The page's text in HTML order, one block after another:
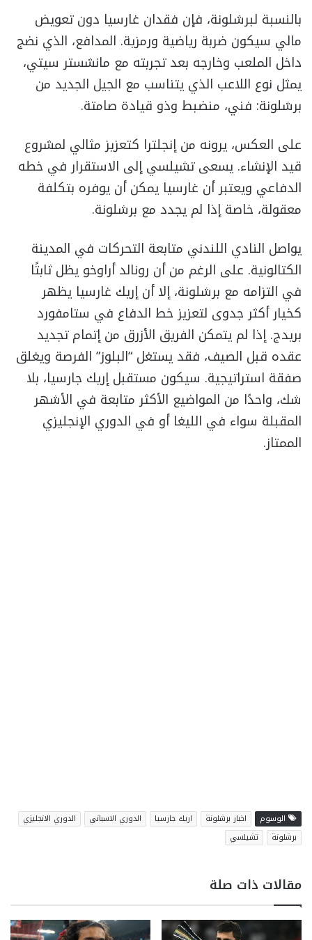
بالنسبة لبرشلونة، فإن فقدان غارسيا دون تعويض
مالي سيكون ضربة رياضية ورمزية. المدافع، الذي نضج
داخل الملعب وخارجه بعد تجربته مع مانشستر سيتي،
يمثل نوع اللاعب الذي يتناسب مع الجيل الجديد من
برشلونة: فني، منضبط وذو قيادة صامتة.
على العكس، يرونه من إنجلترا كتعزيز مثالي لمشروع
قيد الإنشاء. يسعى تشيلسي إلى الاستقرار في خطه
الدفاعي ويعتبر أن غارسيا يمكن أن يوفره بتكلفة
معقولة، خاصة إذا لم يجدد مع برشلونة.
يواصل النادي اللندني متابعة التحركات في المدينة
الكتالونية. على الرغم من أن رونالد أراوخو يظل ثابتًا
في التزامه مع برشلونة، إلا أن إريك غارسيا يظهر
كخيار أكثر جدوى لتعزيز خط الدفاع في ستامفورد
بريدج. إذا لم يتمكن الفريق الأزرق من إتمام تجديد
عقده قبل الصيف، فقد يستغل “البلوز” الفرصة ويغلق
صفقة استراتيجية. سيكون مستقبل إريك جارسيا، بلا
شك، واحدًا من المواضيع الأكثر متابعة في الأشهر
المقبلة سواء في الليغا أو في الدوري الإنجليزي
الممتاز.
الوسوم اخبار برشلونة اريك جارسيا الدوري الاسباني
الدوري الانجليزي
برشلونة
تشيلسي
مقالات ذات صلة